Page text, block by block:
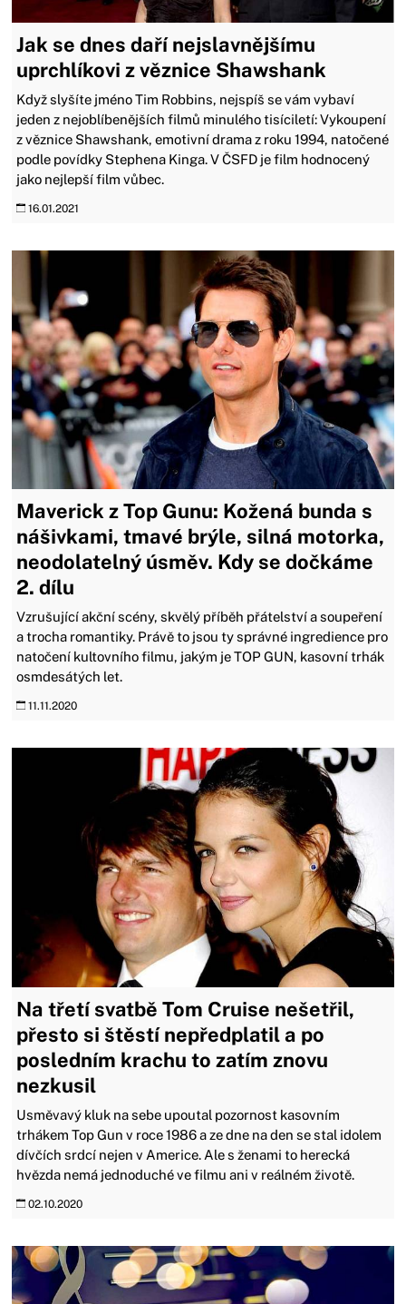
Jak se dnes daří nejslavnějšímu
uprchlíkovi z věznice Shawshank
Když slyšíte jméno Tim Robbins, nejspíš se vám vybaví
jeden z nejoblíbenějších filmů minulého tisíciletí: Vykoupení
z věznice Shawshank, emotivní drama z roku 1994, natočené
podle povídky Stephena Kinga. V ČSFD je film hodnocený
jako nejlepší film vůbec.
16.01.2021
Maverick z Top Gunu: Kožená bunda s
nášivkami, tmavé brýle, silná motorka,
neodolatelný úsměv. Kdy se dočkáme
2. dílu
Vzrušující akční scény, skvělý příběh přátelství a soupeření
a trocha romantiky. Právě to jsou ty správné ingredience pro
natočení kultovního filmu, jakým je TOP GUN, kasovní trhák
osmdesátých let.
11.11.2020
Na třetí svatbě Tom Cruise nešetřil,
přesto si štěstí nepředplatil a po
posledním krachu to zatím znovu
nezkusil
Usměvavý kluk na sebe upoutal pozornost kasovním
trhákem Top Gun v roce 1986 a ze dne na den se stal idolem
dívčích srdcí nejen v Americe. Ale s ženami to herecká
hvězda nemá jednoduché ve filmu ani v reálném životě.
02.10.2020